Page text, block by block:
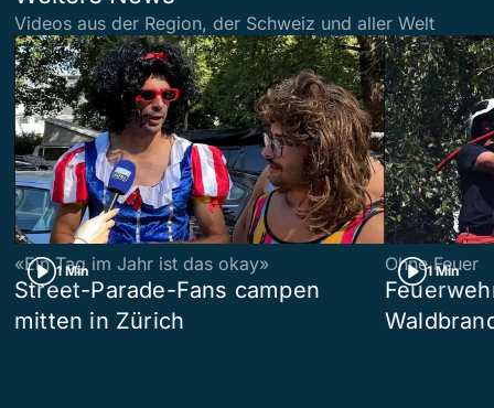
Videos aus der Region, der Schweiz und aller Welt
1 Min
«Ein Tag im Jahr ist das okay»
Street-Parade-Fans campen
mitten in Zürich
1 Min
Ohne Feuer